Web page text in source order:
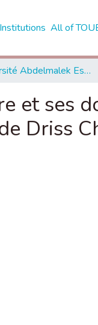
Institutions All of
Université Abdelmalek Essaadi - Tétouan
et ses
Driss